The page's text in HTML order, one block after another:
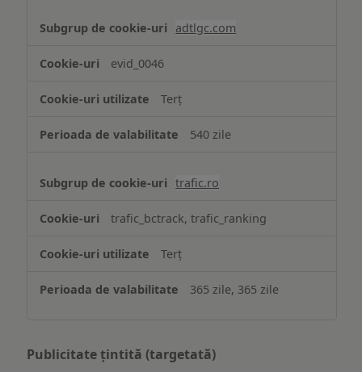
adtlgc.com
evid_0046
Terț
540 zile
trafic.ro
trafic_bctrack, trafic_ranking
Terț
365 zile, 365 zile
Publicitate țintită (targetată)